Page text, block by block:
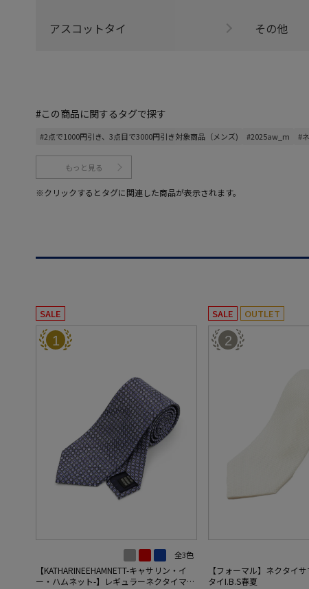
アスコットタイ その他
#この商品に関するタグで探す
#2点で1000円引き、3点目で3000円引き対象商品（メンズ) #2025aw_m #
もっと見る
※クリックするとタグに関連した商品が表示されます。
SALE
1
全3色
【KATHARINEEHAMNETT-キャサリン・イ
ー・ハムネット-】レギュラーネクタイマイ
SALE OUTLET
2
【フォーマル】ネクタイ
タイI.B.S春夏